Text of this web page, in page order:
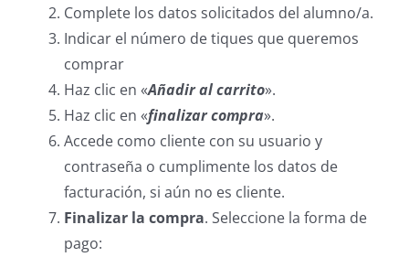
Complete los datos solicitados del alumno/a.
Indicar el número de tiques que queremos
comprar
Haz clic en «Añadir al carrito».
Haz clic en «finalizar compra».
Accede como cliente con su usuario y
contraseña o cumplimente los datos de
facturación, si aún no es cliente.
Finalizar la compra. Seleccione la forma de
pago: